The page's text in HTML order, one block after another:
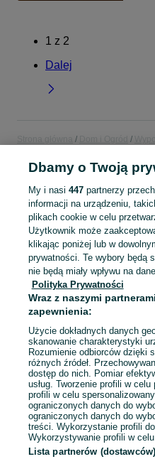
1 z 2
Dalej
Strona główna Dom i Ogród
Wielkopolskie
Pojemniki i
KATEGORIA
Mapa kategorii
Mapa miejscowości
Mapa ministron
Popularne wyszukiwania
Dbamy o Twoją
My i nasi 447partnerzy
informacji na urządzeniu,
plikach cookie w celu
Użytkownik może
klikając poniżej lub w
prywatności. Te wybory będą
nie będą miały wpływu na
Polityka Prywatności
Wraz z naszymi
zapewnienia:
Użycie dokładnych danych
skanowanie charakterystyki
Rozumienie odbiorców dzięki
różnych źródeł.
dostęp do nich. Pomiar
usług. Tworzenie profili w
profili w celu
ograniczonych danych do
ograniczonych danych do
treści. Wykorzystanie profili
Wykorzystywanie profili w
Lista partnerów (dostawców)